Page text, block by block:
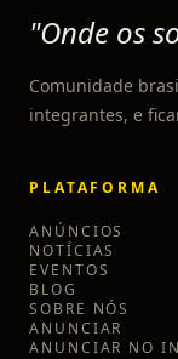
"Onde os
Comunidade
integrantes, e
PLATAFORMA
ANÚNCIOS
NOTÍCIAS
EVENTOS
BLOG
SOBRE NÓS
ANUNCIAR
ANUNCIAR NO